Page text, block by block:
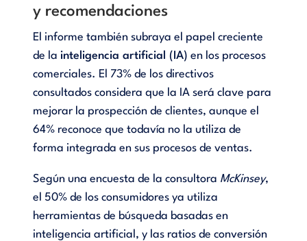
y recomendaciones
El informe también subraya el papel creciente
de la inteligencia artificial (IA) en los procesos
comerciales. El 73% de los directivos
consultados considera que la IA será clave para
mejorar la prospección de clientes, aunque el
64% reconoce que todavía no la utiliza de
forma integrada en sus procesos de ventas.
Según una encuesta de la consultora McKinsey,
el 50% de los consumidores ya utiliza
herramientas de búsqueda basadas en
inteligencia artificial, y las ratios de conversión